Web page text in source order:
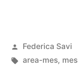
Federica Savi
area-mes, mes